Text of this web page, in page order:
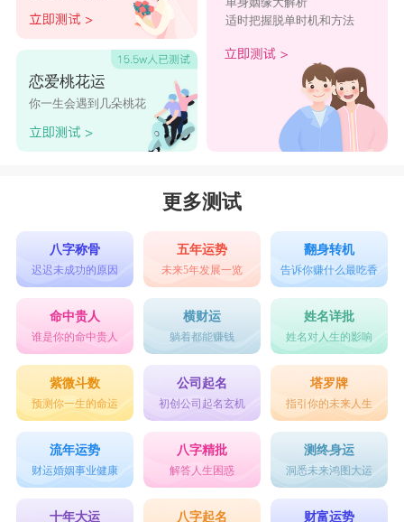
恋爱桃花运
你一生会遇到几朵桃花
适时把握脱单时机和方法
更多测试
八字称骨
迟迟未成功的原因
五年运势
未来5年发展一览
翻身转机
告诉你赚什么最吃香
命中贵人
谁是你的命中贵人
横财运
躺着都能赚钱
姓名详批
姓名对人生的影响
紫微斗数
预测你一生的命运
公司起名
初创公司起名玄机
塔罗牌
指引你的未来人生
流年运势
财运婚姻事业健康
八字精批
解答人生困惑
测终身运
洞悉未来鸿图大运
十年大运 八字起名 财富运势